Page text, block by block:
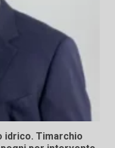
idrico. Timarchio